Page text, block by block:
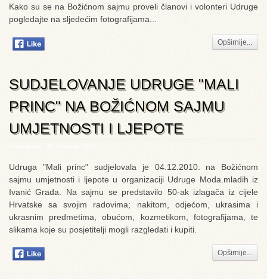
Kako su se na Božićnom sajmu proveli članovi i volonteri Udruge
pogledajte na sljedećim fotografijama...
Opširnije...
SUDJELOVANJE UDRUGE "MALI
PRINC" NA BOŽIĆNOM SAJMU
UMJETNOSTI I LJEPOTE
Udruga "Mali princ" sudjelovala je 04.12.2010. na Božićnom
sajmu umjetnosti i ljepote u organizaciji Udruge Moda.mladih iz
Ivanić Grada. Na sajmu se predstavilo 50-ak izlagača iz cijele
Hrvatske sa svojim radovima; nakitom, odjećom, ukrasima i
ukrasnim predmetima, obućom, kozmetikom, fotografijama, te
slikama koje su posjetitelji mogli razgledati i kupiti.
Opširnije...